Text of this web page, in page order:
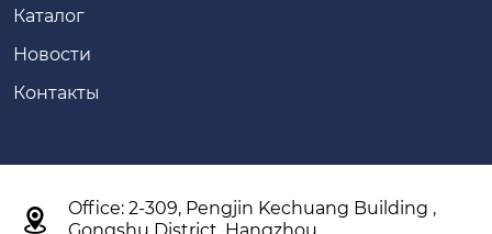
Каталог
Новости
Контакты

Office: 2-309, Pengjin Kechuang Building ,